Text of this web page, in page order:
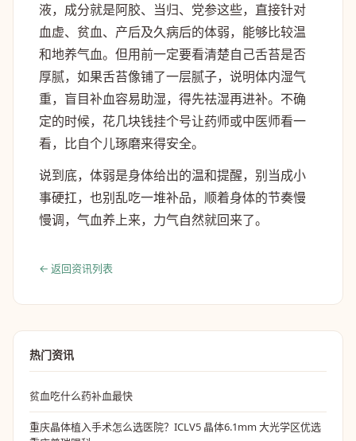
液，成分就是阿胶、当归、党参这些，直接针对
血虚、贫血、产后及久病后的体弱，能够比较温
和地养气血。但用前一定要看清楚自己舌苔是否
厚腻，如果舌苔像铺了一层腻子，说明体内湿气
重，盲目补血容易助湿，得先祛湿再进补。不确
定的时候，花几块钱挂个号让药师或中医师看一
看，比自个儿琢磨来得安全。
说到底，体弱是身体给出的温和提醒，别当成小
事硬扛，也别乱吃一堆补品，顺着身体的节奏慢
慢调，气血养上来，力气自然就回来了。
← 返回资讯列表
热门资讯
贫血吃什么药补血最快
重庆晶体植入手术怎么选医院？ICLV5 晶体6.1mm 大光学区优选